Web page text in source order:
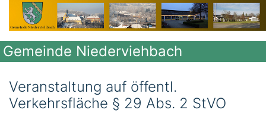
Gemeinde Niederviehbach
Veranstaltung auf öffentl.
Verkehrsfläche § 29 Abs. 2 StVO